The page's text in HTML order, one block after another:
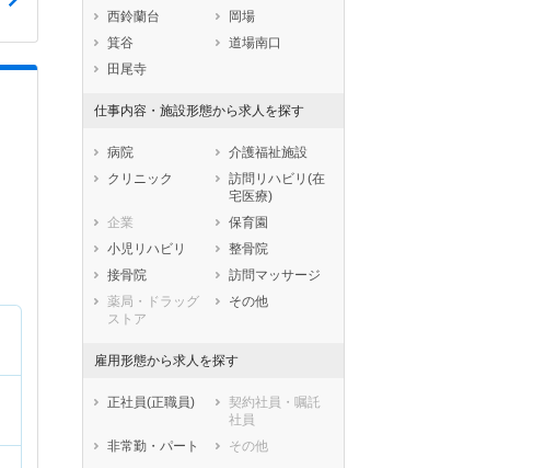
石川県
福井県
静岡県
愛知県
三重県
滋賀県
鳥取県
島根県
岡山県
広島県
山口県
徳島県
香川県
愛媛県
高知県
長崎県
熊本県
大分県
鹿児島県
沖縄県
西鈴蘭台
岡場
箕谷
道場南口
田尾寺
仕事内容・施設形態から求人を探す
病院
介護福祉施設
クリニック
訪問リハビリ(在
宅医療)
企業
保育園
小児リハビリ
整骨院
接骨院
訪問マッサージ
薬局・ドラッグ
ストア
その他
雇用形態から求人を探す
正社員(正職員)
契約社員・嘱託
社員
非常勤・パート
その他